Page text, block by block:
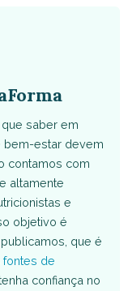
saber em
bem-estar devem
contamos com
altamente
e
objetivo é
que é
fontes de
confiança no